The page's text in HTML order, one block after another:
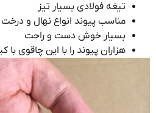
تیغه فولادی بسیار تیز
مناسب پیوند انواع نهال و درخت
بسیار خوش دست و راحت
هزاران پیوند را با این چاقوی با